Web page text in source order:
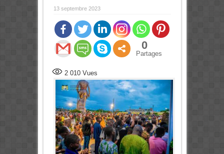
13 septembre 2023
0
Partages
2 010Vues